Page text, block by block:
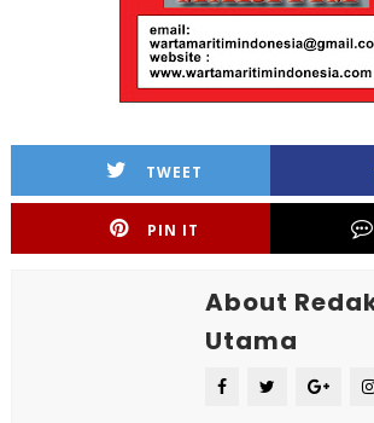
TWEET
PIN IT
About
Utama